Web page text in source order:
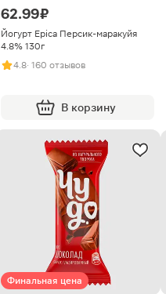
62.99 ₽
Йогурт Epica Персик-маракуйя
4.8% 130г
4.8· 160 отзывов
В корзину
Финальная цена